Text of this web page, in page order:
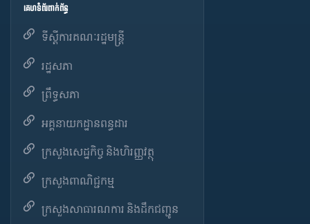
គេហទំព័រពាក់ព័ន្ធ
ទីស្តីការគណៈរដ្ឋមន្ត្រី
រដ្ឋសភា
ព្រឹទ្ធសភា
អគ្គនាយកដ្ឋានពន្ធដារ
ក្រសួងសេដ្ឋកិច្ច និងហិរញ្ញវត្ថុ
ក្រសួងពាណិជ្ជកម្ម
ក្រសួងសាធារណការ និងដឹកជញ្ជូន